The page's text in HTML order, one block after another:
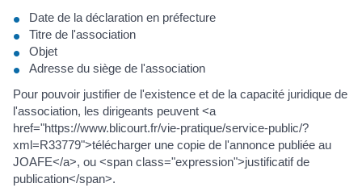
Date de la déclaration en préfecture
Titre de l'association
Objet
Adresse du siège de l'association
Pour pouvoir justifier de l'existence et de la capacité juridique de
l'association, les dirigeants peuvent <a
href="https://www.blicourt.fr/vie-pratique/service-public/?
xml=R33779">télécharger une copie de l'annonce publiée au
JOAFE</a>, ou <span class="expression">justificatif de
publication</span>.